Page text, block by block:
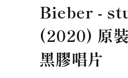
Bieber -
(2020) 原
黑膠唱片